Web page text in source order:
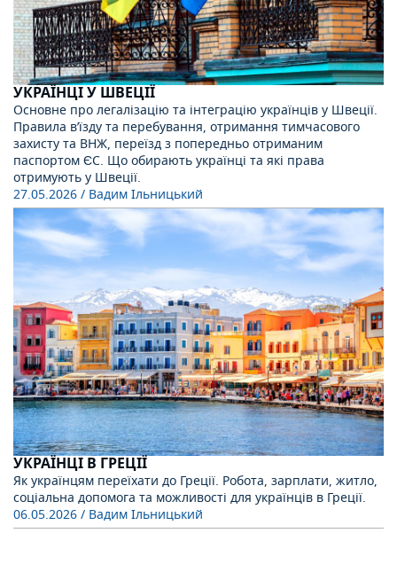
УКРАЇНЦІ У ШВЕЦІЇ
Основне про легалізацію та інтеграцію українців у Швеції.
Правила в’їзду та перебування, отримання тимчасового
захисту та ВНЖ, переїзд з попередньо отриманим
паспортом ЄС. Що обирають українці та які права
отримують у Швеції.
27.05.2026/ Вадим Ільницький
УКРАЇНЦІ В ГРЕЦІЇ
Як українцям переїхати до Греції. Робота, зарплати, житло,
соціальна допомога та можливості для українців в Греції.
06.05.2026/ Вадим Ільницький